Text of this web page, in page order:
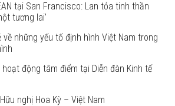
tại San Francisco: Lan tỏa tinh thần
tương lai’
những yếu tố định hình Việt Nam trong
động tâm điểm tại Diễn đàn Kinh tế
nghị Hoa Kỳ – Việt Nam